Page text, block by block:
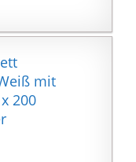
und
dabei.
cm
mit
200